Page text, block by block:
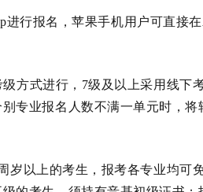
进行报名，苹果手机用户可直接
方式进行，7级及以上采用线下
专业报名人数不满一单元时，
岁以上的考生，报考各专业均可